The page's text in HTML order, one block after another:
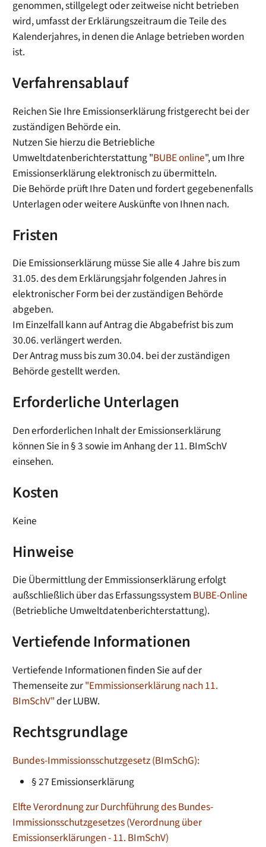
genommen, stillgelegt oder zeitweise nicht betrieben
wird, umfasst der Erklärungszeitraum die Teile des
Kalenderjahres, in denen die Anlage betrieben worden
ist.
Verfahrensablauf
Reichen Sie Ihre Emissionserklärung fristgerecht bei der
zuständigen Behörde ein.
Nutzen Sie hierzu die Betriebliche
Umweltdatenberichterstattung "BUBE online", um Ihre
Emissionserklärung elektronisch zu übermitteln.
Die Behörde prüft Ihre Daten und fordert gegebenenfalls
Unterlagen oder weitere Auskünfte von Ihnen nach.
Fristen
Die Emissionserklärung müsse Sie alle 4 Jahre bis zum
31.05. des dem Erklärungsjahr folgenden Jahres in
elektronischer Form bei der zuständigen Behörde
abgeben.
Im Einzelfall kann auf Antrag die Abgabefrist bis zum
30.06. verlängert werden.
Der Antrag muss bis zum 30.04. bei der zuständigen
Behörde gestellt werden.
Erforderliche Unterlagen
Den erforderlichen Inhalt der Emissionserklärung
können Sie in § 3 sowie im Anhang der 11. BImSchV
einsehen.
Kosten
Keine
Hinweise
Die Übermittlung der Emmissionserklärung erfolgt
außschließlich über das Erfassungssystem BUBE-Online
(Betriebliche Umweltdatenberichterstattung).
Vertiefende Informationen
Vertiefende Informationen finden Sie auf der
Themenseite zur"Emmissionserklärung nach 11.
BImSchV"der LUBW.
Rechtsgrundlage
Bundes-Immissionsschutzgesetz (BImSchG):
§ 27 Emissionserklärung
Elfte Verordnung zur Durchführung des Bundes-
Immissionsschutzgesetzes (Verordnung über
Emissionserklärungen - 11. BImSchV)